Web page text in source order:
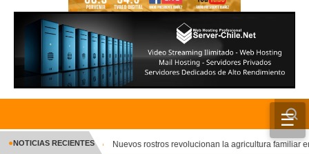
☰
INICIO
●NOTICIAS RECIENTES Nuevos rostros revolucionan la agricultura familiar